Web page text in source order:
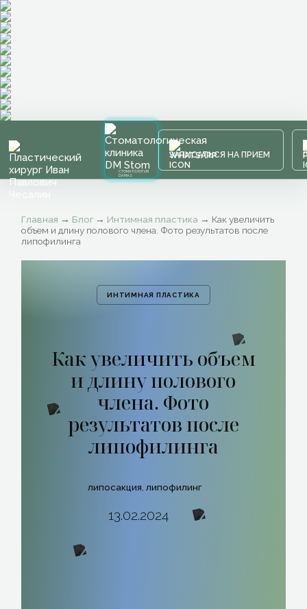
СТОМАТОЛОГИЯ
DAMAS
ЗАПИСАТЬСЯ НА ПРИЕМ
Главная → Блог → Интимная пластика → Как увеличить
объем и длину полового члена. Фото результатов после
липофилинга
ИНТИМНАЯ ПЛАСТИКА
Как увеличить объем
и длину полового
члена. Фото
результатов после
липофилинга
липосакция липофилинг
13.02.2024